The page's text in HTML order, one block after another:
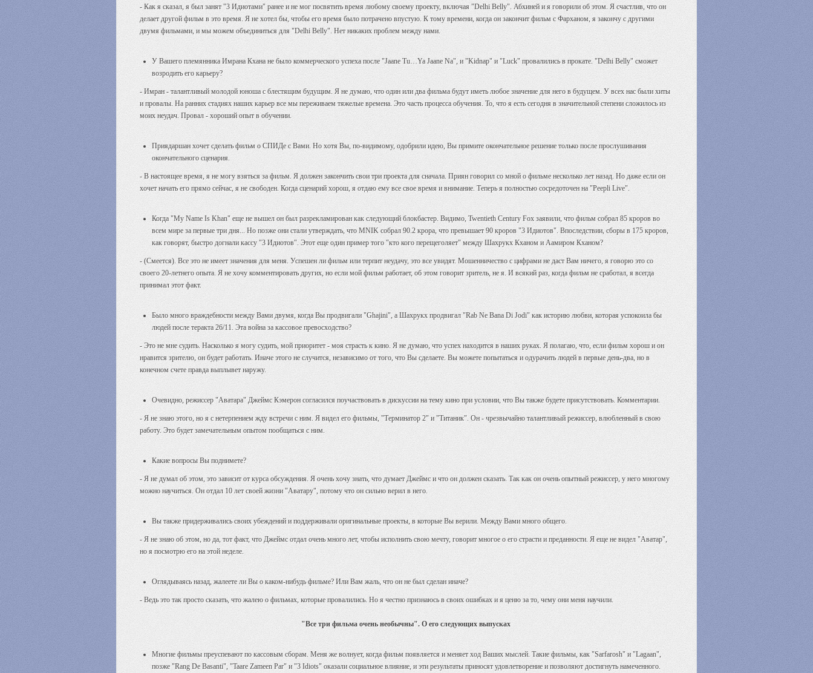
- Как я сказал, я был занят "3 Идиотами" ранее и не мог посвятить время любому своему проекту, включая "Delhi Belly". Абхиней и я говорили об этом. Я счастлив, что он
делает другой фильм в это время. Я не хотел бы, чтобы его время было потрачено впустую. К тому времени, когда он закончит фильм с Фарханом, я закончу с другими
двумя фильмами, и мы можем объединиться для "Delhi Belly". Нет никаких проблем между нами.
У Вашего племянника Имрана Кхана не было коммерческого успеха после "Jaane Tu…Ya Jaane Na", и "Kidnap" и "Luck" провалились в прокате. "Delhi Belly" сможет
возродить его карьеру?
- Имран - талантливый молодой юноша с блестящим будущим. Я не думаю, что один или два фильма будут иметь любое значение для него в будущем. У всех нас были хиты
и провалы. На ранних стадиях наших карьер все мы переживаем тяжелые времена. Это часть процесса обучения. То, что я есть сегодня в значительной степени сложилось из
моих неудач. Провал - хороший опыт в обучении.
Приядаршан хочет сделать фильм о СПИДе с Вами. Но хотя Вы, по-видимому, одобрили идею, Вы примите окончательное решение только после прослушивания
окончательного сценария.
- В настоящее время, я не могу взяться за фильм. Я должен закончить свои три проекта для сначала. Приян говорил со мной о фильме несколько лет назад. Но даже если он
хочет начать его прямо сейчас, я не свободен. Когда сценарий хорош, я отдаю ему все свое время и внимание. Теперь я полностью сосредоточен на "Peepli Live".
Когда "My Name Is Khan" еще не вышел он был разрекламирован как следующий блокбастер. Видимо, Twentieth Century Fox заявили, что фильм собрал 85 кроров во
всем мире за первые три дня... Но позже они стали утверждать, что MNIK собрал 90.2 крора, что превышает 90 кроров "3 Идиотов". Впоследствии, сборы в 175 кроров,
как говорят, быстро догнали кассу "3 Идиотов". Этот еще один пример того "кто кого перещеголяет" между Шахрукх Кханом и Аамиром Кханом?
- (Смеется). Все это не имеет значения для меня. Успешен ли фильм или терпит неудачу, это все увидят. Мошенничество с цифрами не даст Вам ничего, я говорю это со
своего 20-летнего опыта. Я не хочу комментировать других, но если мой фильм работает, об этом говорит зритель, не я. И всякий раз, когда фильм не сработал, я всегда
принимал этот факт.
Было много враждебности между Вами двумя, когда Вы продвигали "Ghajini", а Шахрукх продвигал "Rab Ne Bana Di Jodi" как историю любви, которая успокоила бы
людей после теракта 26/11. Эта война за кассовое превосходство?
- Это не мне судить. Насколько я могу судить, мой приоритет - моя страсть к кино. Я не думаю, что успех находится в наших руках. Я полагаю, что, если фильм хорош и он
нравится зрителю, он будет работать. Иначе этого не случится, независимо от того, что Вы сделаете. Вы можете попытаться и одурачить людей в первые день-два, но в
конечном счете правда выплывет наружу.
Очевидно, режиссер "Аватара" Джеймс Кэмерон согласился поучаствовать в дискуссии на тему кино при условии, что Вы также будете присутствовать. Комментарии.
- Я не знаю этого, но я с нетерпением жду встречи с ним. Я видел его фильмы, "Терминатор 2" и "Титаник". Он - чрезвычайно талантливый режиссер, влюбленный в свою
работу. Это будет замечательным опытом пообщаться с ним.
Какие вопросы Вы поднимете?
- Я не думал об этом, это зависит от курса обсуждения. Я очень хочу знать, что думает Джеймс и что он должен сказать. Так как он очень опытный режиссер, у него многому
можно научиться. Он отдал 10 лет своей жизни "Аватару", потому что он сильно верил в него.
Вы также придерживались своих убеждений и поддерживали оригинальные проекты, в которые Вы верили. Между Вами много общего.
- Я не знаю об этом, но да, тот факт, что Джеймс отдал очень много лет, чтобы исполнить свою мечту, говорит многое о его страсти и преданности. Я еще не видел "Аватар",
но я посмотрю его на этой неделе.
Оглядываясь назад, жалеете ли Вы о каком-нибудь фильме? Или Вам жаль, что он не был сделан иначе?
- Ведь это так просто сказать, что жалею о фильмах, которые провалились. Но я честно признаюсь в своих ошибках и я ценю за то, чему они меня научили.
"Все три фильма очень необычны". О его следующих выпусках
Многие фильмы преуспевают по кассовым сборам. Меня же волнует, когда фильм появляется и меняет ход Ваших мыслей. Такие фильмы, как "Sarfarosh" и "Lagaan",
позже "Rang De Basanti", "Taare Zameen Par" и "3 Idiots" оказали социальное влияние, и эти результаты приносят удовлетворение и позволяют достигнуть намеченного.